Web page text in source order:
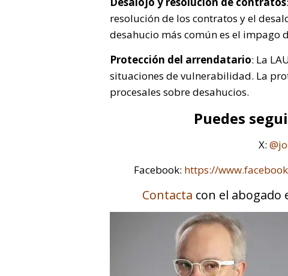
resolución de los contratos y el
desahucio más común es el impago
Protección del arrendatario: La
situaciones de vulnerabilidad. La
procesales sobre desahucios.
Puedes
X:
Facebook: https://
Contacta con el abogado